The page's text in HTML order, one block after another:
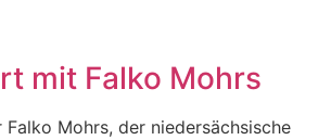
mit Falko Mohrs
Mohrs, der niedersächsische